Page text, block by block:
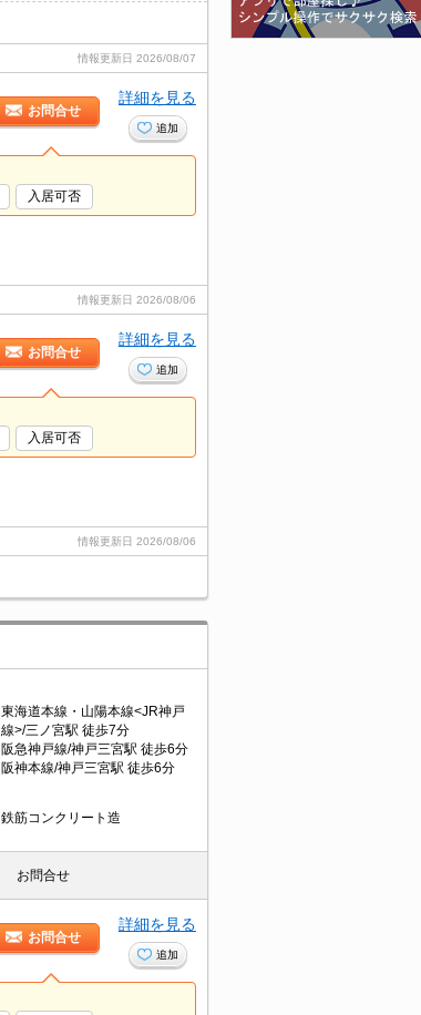
情報更新日 2026/08/07
お問合せ
詳細を見る
追加
入居可否
情報更新日 2026/08/06
お問合せ
詳細を見る
追加
入居可否
情報更新日 2026/08/06
東海道本線・山陽本線<JR神戸
線>/三ノ宮駅 徒歩7分
阪急神戸線/神戸三宮駅 徒歩6分
阪神本線/神戸三宮駅 徒歩6分
鉄筋コンクリート造
お問合せ
お問合せ
詳細を見る
追加